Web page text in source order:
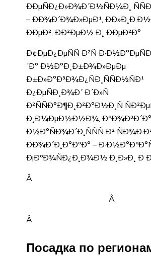
ÐÐµÑÐ¿Ð»Ð¾Ð´Ð½ÑÐ¼Ð¸
– ÐÐ¾Ð´Ð¾Ð»ÐµÐ¹,
ÐÐµÐ², ÐÐ²ÐµÐ½ Ð¸ ÐÐµÐ²Ð°
Ð¢ÐµÐ¿ÐµÑÑ Ð²Ñ
´Ð° Ð½Ð°Ð¸Ð±Ð¾Ð»ÐµÐµ
Ð±Ð»Ð°Ð³Ð¾Ð¿ÑÐ¸ÑÑÐ½ÑÐ¹
Ð¿ÐµÑÐ¸Ð¾Ð´ Ð´Ð»Ñ
Ð²ÑÑÐ°Ð¶Ð¸Ð²Ð°Ð½Ð¸Ñ
Ð¸Ð¼ÐµÐ½Ð½Ð¾,
Ð½Ð°ÑÐ¾Ð´Ð¸ÑÑÑ Ð²
ÐÐ¾Ð´Ð¸Ð°ÐºÐ° –
Ð¡ÐºÐ¾ÑÐ¿Ð¸Ð¾Ð½ Ð¸Ð»Ð¸ Ð
Â
Â
Â
Посадка по